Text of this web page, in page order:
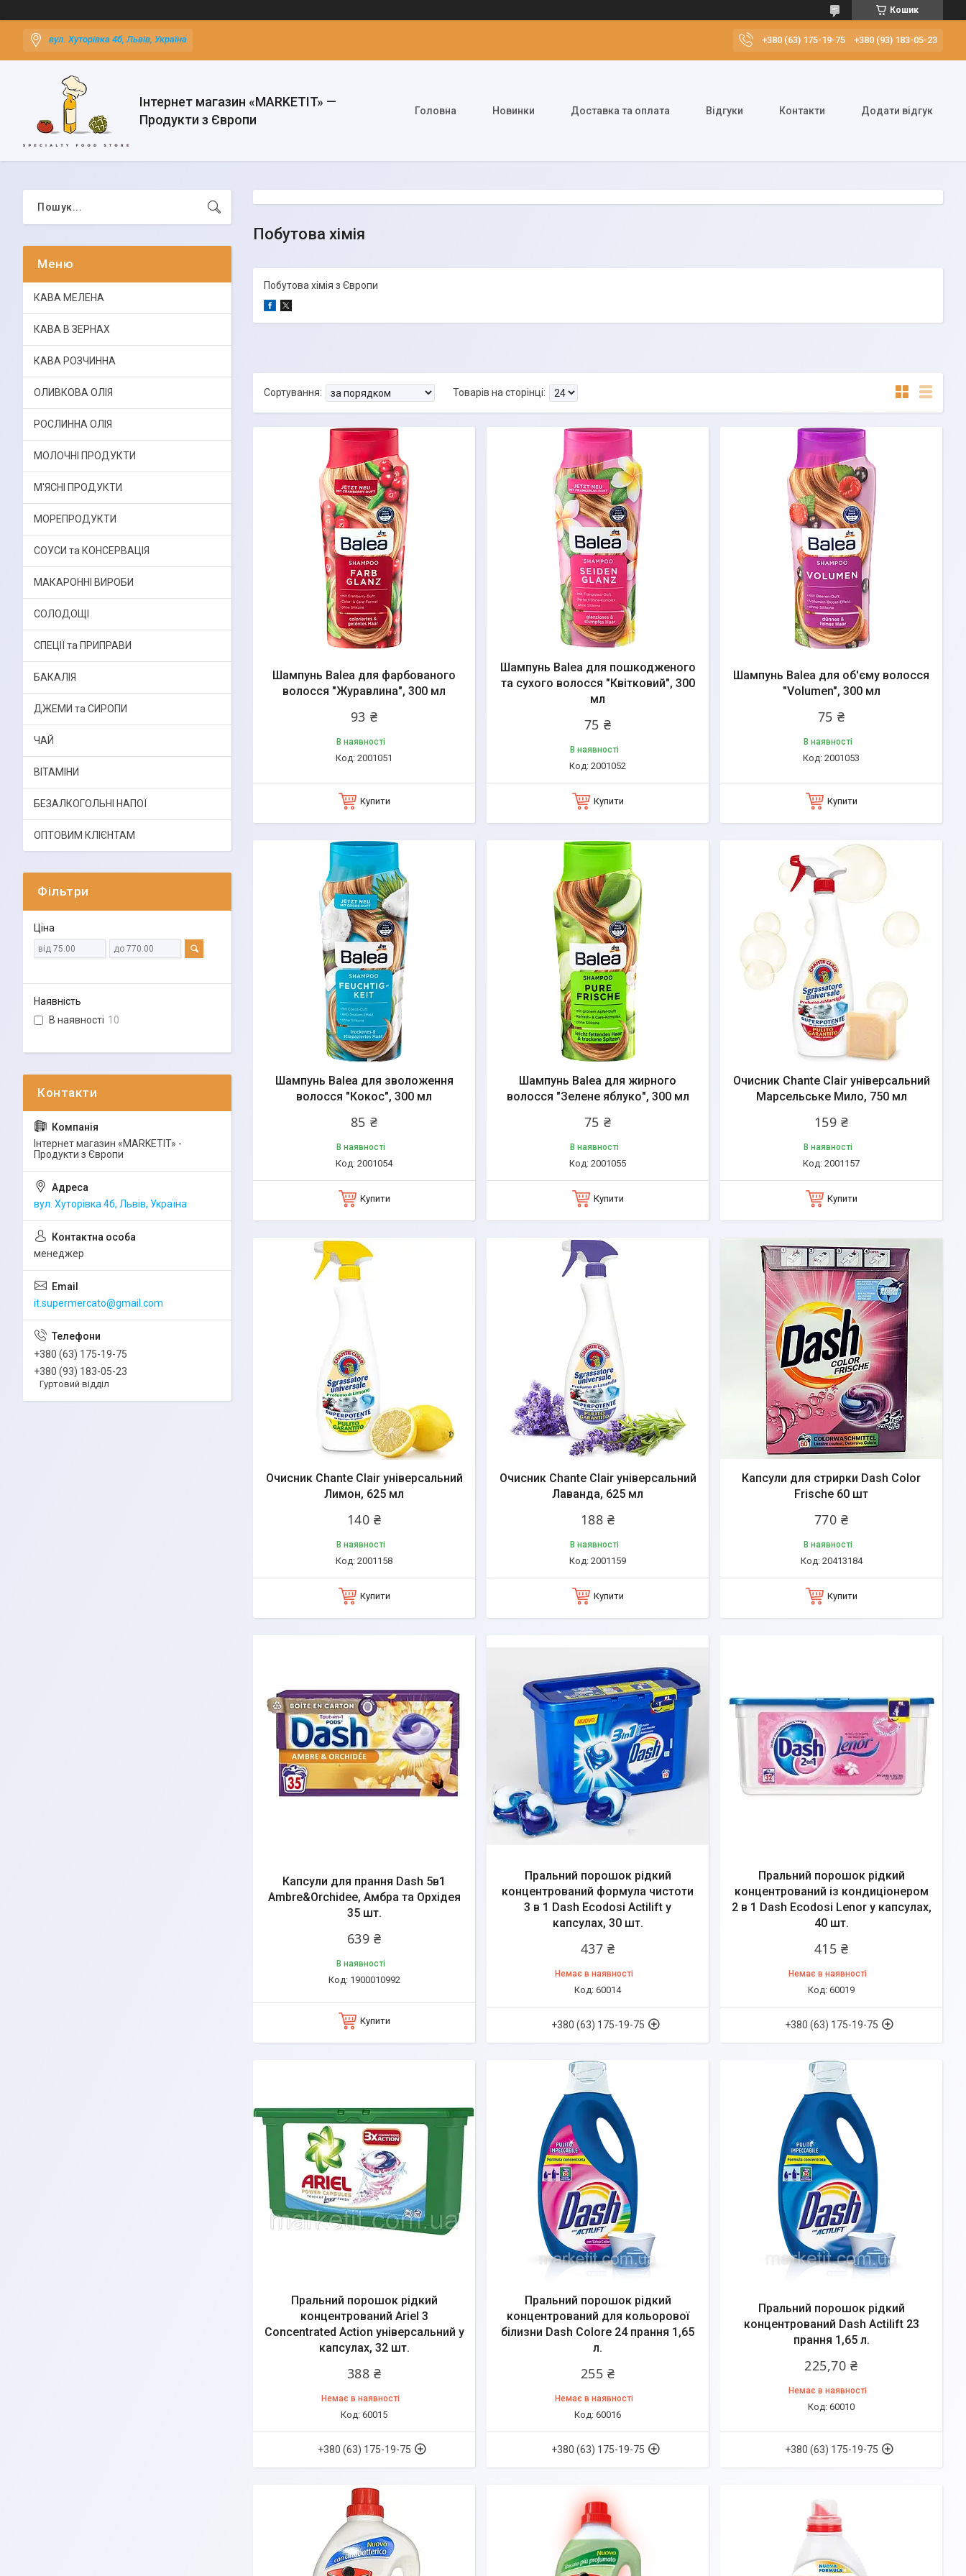
Кошик
вул. Хуторівка 4б, Львів, Україна +380 (63) 175-19-75 +380 (93) 183-05-23
Інтернет магазин «MARKETIT» —
Продукти з Європи
Головна Новинки Доставка та оплата Відгуки Контакти Додати відгук
Побутова хімія
Побутова хімія з Європи
Шампунь Balea для фарбованого
волосся "Журавлина", 300 мл
93 ₴
В наявності
2001051
Купити
Шампунь Balea для пошкодженого
та сухого волосся "Квітковий", 300
мл
75 ₴
В наявності
2001052
Купити
Шампунь Balea для об'єму волосся
"Volumen", 300 мл
75 ₴
В наявності
2001053
Купити
Шампунь Balea для зволоження
волосся "Кокос", 300 мл
85 ₴
В наявності
2001054
Купити
Шампунь Balea для жирного
волосся "Зелене яблуко", 300 мл
75 ₴
В наявності
2001055
Купити
Очисник Chante Clair універсальний
Марсельське Мило, 750 мл
159 ₴
В наявності
2001157
Купити
Очисник Chante Clair універсальний
Лимон, 625 мл
140 ₴
В наявності
2001158
Купити
Очисник Chante Clair універсальний
Лаванда, 625 мл
188 ₴
В наявності
2001159
Купити
Капсули для стрирки Dash Color
Frische 60 шт
770 ₴
В наявності
20413184
Купити
Капсули для прання Dash 5в1
Ambre&Orchidee, Амбра та Орхідея
35 шт.
639 ₴
В наявності
1900010992
Купити
Пральний порошок рідкий
концентрований формула чистоти
3 в 1 Dash Ecodosi Actilift у
капсулах, 30 шт.
437 ₴
Немає в наявності
60014
+380 (63) 175-19-75
Пральний порошок рідкий
концентрований із кондиціонером
2 в 1 Dash Ecodosi Lenor у капсулах,
40 шт.
415 ₴
Немає в наявності
60019
+380 (63) 175-19-75
Пральний порошок рідкий
концентрований Ariel 3
Concentrated Action універсальний у
капсулах, 32 шт.
388 ₴
Немає в наявності
60015
+380 (63) 175-19-75
Пральний порошок рідкий
концентрований для кольорової
білизни Dash Colore 24 прання 1,65
л.
255 ₴
Немає в наявності
60016
+380 (63) 175-19-75
Пральний порошок рідкий
концентрований Dash Actilift 23
прання 1,65 л.
225,70 ₴
Немає в наявності
60010
+380 (63) 175-19-75
КАВА МЕЛЕНА
КАВА В ЗЕРНАХ
КАВА РОЗЧИННА
ОЛИВКОВА ОЛІЯ
РОСЛИННА ОЛІЯ
МОЛОЧНІ ПРОДУКТИ
М'ЯСНІ ПРОДУКТИ
МОРЕПРОДУКТИ
СОУСИ та КОНСЕРВАЦІЯ
МАКАРОННІ ВИРОБИ
СОЛОДОЩІ
СПЕЦІЇ та ПРИПРАВИ
БАКАЛІЯ
ДЖЕМИ та СИРОПИ
ЧАЙ
ВІТАМІНИ
БЕЗАЛКОГОЛЬНІ НАПОЇ
ОПТОВИМ КЛІЄНТАМ
Фільтри
Ціна
Наявність
В наявності 10
Інтернет магазин «MARKETIT» -
Продукти з Європи
вул. Хуторівка 4б, Львів, Україна
менеджер
it.supermercato@gmail.com
+380 (63) 175-19-75
+380 (93) 183-05-23
Гуртовий відділ